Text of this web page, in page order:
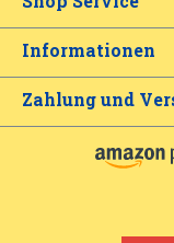
Informationen
Zahlung und